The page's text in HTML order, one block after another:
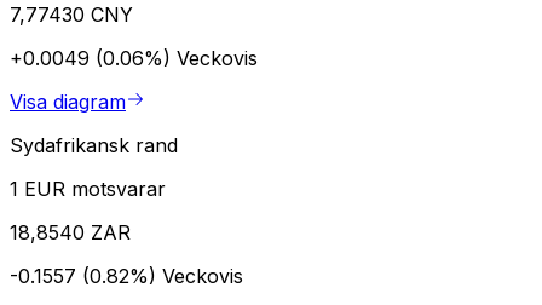
7,77430 CNY
+0.0049 (0.06%) Veckovis
Visa diagram
Sydafrikansk rand
1 EUR motsvarar
18,8540 ZAR
-0.1557 (0.82%) Veckovis